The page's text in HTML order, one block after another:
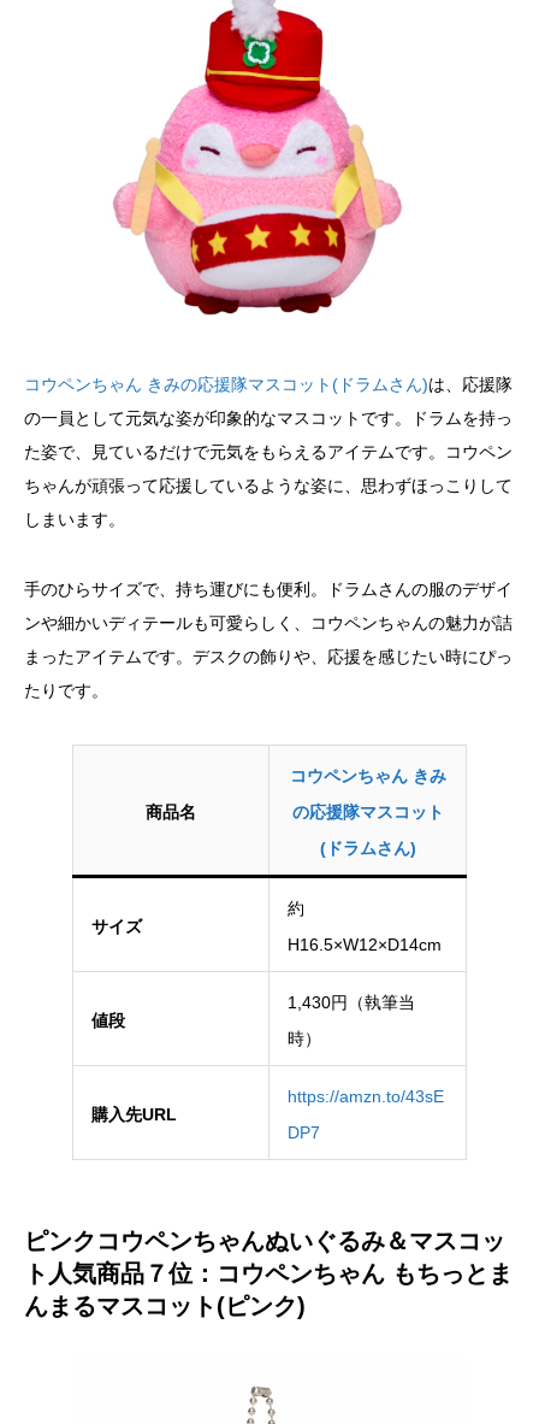
コウペンちゃん きみの応援隊マスコット(ドラムさん)は、応援隊
の一員として元気な姿が印象的なマスコットです。ドラムを持っ
た姿で、見ているだけで元気をもらえるアイテムです。コウペン
ちゃんが頑張って応援しているような姿に、思わずほっこりして
しまいます。
手のひらサイズで、持ち運びにも便利。ドラムさんの服のデザイ
ンや細かいディテールも可愛らしく、コウペンちゃんの魅力が詰
まったアイテムです。デスクの飾りや、応援を感じたい時にぴっ
たりです。
商品名
コウペンちゃん きみ
の応援隊マスコット
(ドラムさん)
サイズ
約
H16.5×W12×D14cm
値段
1,430円（執筆当
時）
購入先URL
https://amzn.to/43sE
DP7
ピンクコウペンちゃんぬいぐるみ＆マスコッ
ト人気商品７位：コウペンちゃん もちっとま
んまるマスコット(ピンク)